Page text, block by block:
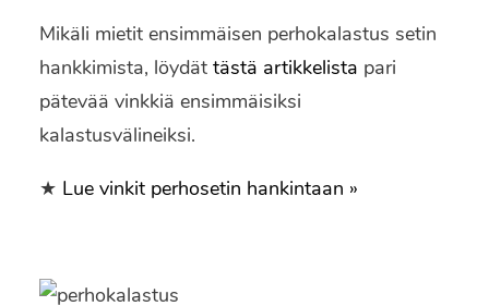
Mikäli mietit ensimmäisen perhokalastus setin
hankkimista, löydät tästä artikkelista pari
pätevää vinkkiä ensimmäisiksi
kalastusvälineiksi.
★ Lue vinkit perhosetin hankintaan »